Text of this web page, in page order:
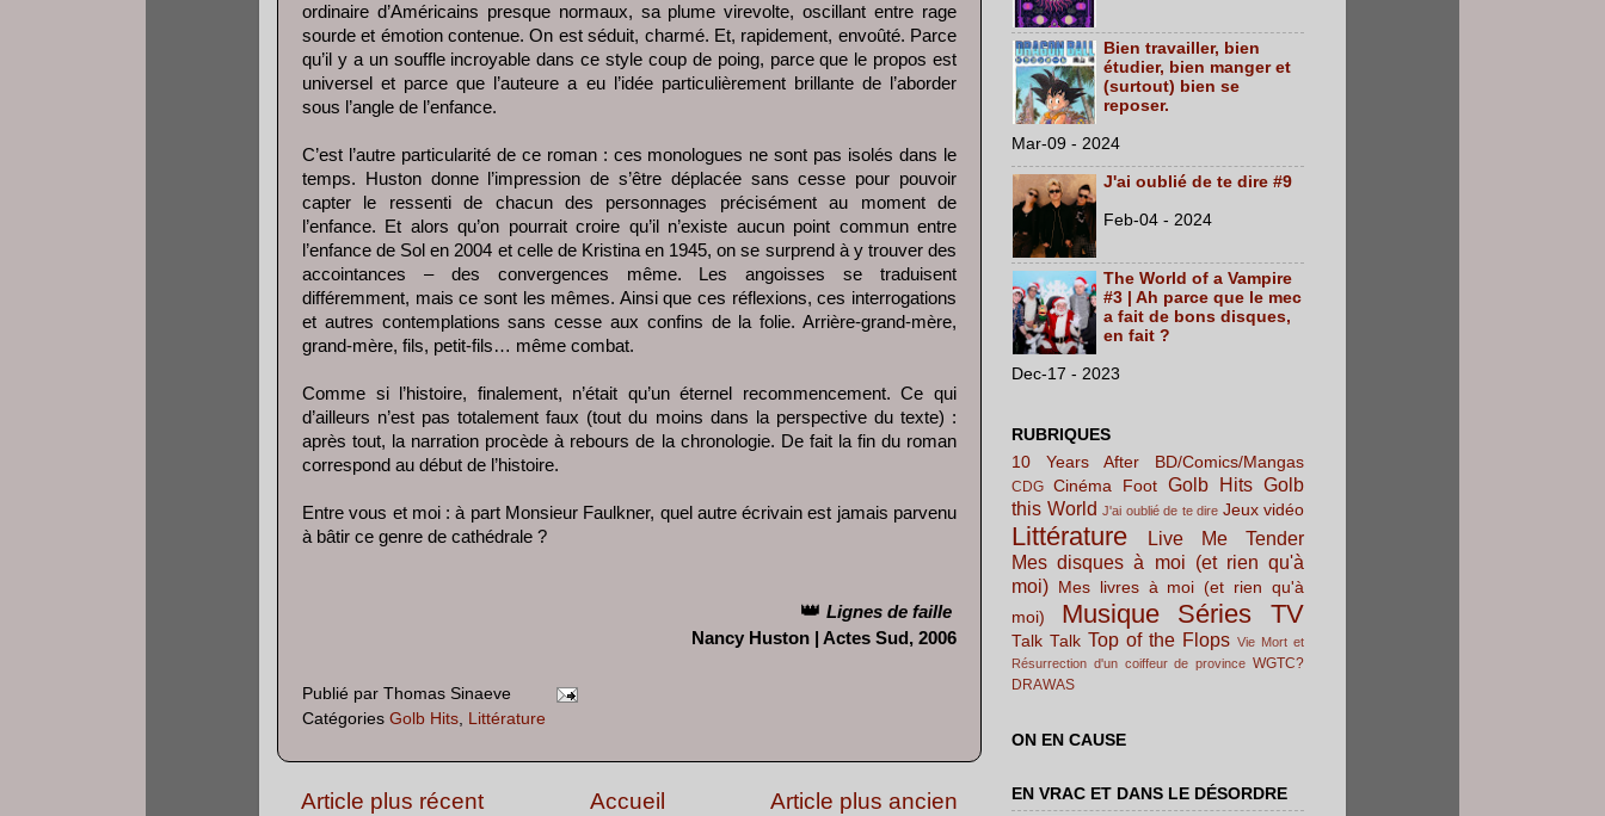
ordinaire d’Américains presque normaux, sa plume virevolte, oscillant entre rage
sourde et émotion contenue. On est séduit, charmé. Et, rapidement, envoûté. Parce
qu’il y a un souffle incroyable dans ce style coup de poing, parce que le propos est
universel et parce que l’auteure a eu l’idée particulièrement brillante de l’aborder
sous l’angle de l’enfance.
C’est l’autre particularité de ce roman : ces monologues ne sont pas isolés dans le
temps. Huston donne l’impression de s’être déplacée sans cesse pour pouvoir
capter le ressenti de chacun des personnages précisément au moment de
l’enfance. Et alors qu’on pourrait croire qu’il n’existe aucun point commun entre
l’enfance de Sol en 2004 et celle de Kristina en 1945, on se surprend à y trouver des
accointances – des convergences même. Les angoisses se traduisent
différemment, mais ce sont les mêmes. Ainsi que ces réflexions, ces interrogations
et autres contemplations sans cesse aux confins de la folie. Arrière-grand-mère,
grand-mère, fils, petit-fils… même combat.
Comme si l’histoire, finalement, n’était qu’un éternel recommencement. Ce qui
d’ailleurs n’est pas totalement faux (tout du moins dans la perspective du texte) :
après tout, la narration procède à rebours de la chronologie. De fait la fin du roman
correspond au début de l’histoire.
Entre vous et moi : à part Monsieur Faulkner, quel autre écrivain est jamais parvenu
à bâtir ce genre de cathédrale ?
👑 Lignes de faille
Nancy Huston | Actes Sud, 2006
Publié par Thomas Sinaeve
Catégories Golb Hits, Littérature
Article plus récent Article plus ancien
Accueil
Bien travailler, bien
étudier, bien manger et
(surtout) bien se
reposer.
Mar-09 - 2024
J'ai oublié de te dire #9
Feb-04 - 2024
The World of a Vampire
#3 | Ah parce que le mec
a fait de bons disques,
en fait ?
Dec-17 - 2023
RUBRIQUES
10 Years After
BD/Comics/Mangas
CDG Cinéma Foot Golb Hits Golb
this World J'ai oublié de te dire Jeux vidéo
Littérature
Live Me Tender
Mes disques à moi (et rien qu'à
moi) Mes livres à moi (et rien qu'à
moi)
Musique Séries TV
Talk Talk Top of the Flops Vie Mort et
Résurrection d'un coiffeur de province WGTC?
DRAWAS
ON EN CAUSE
EN VRAC ET DANS LE DÉSORDRE